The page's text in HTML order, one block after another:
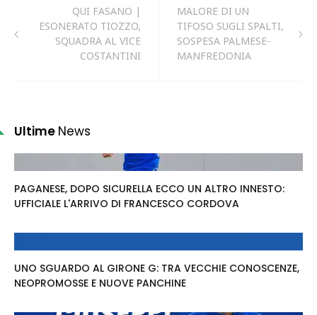
QUI FASANO |
ESONERATO TIOZZO,
SQUADRA AL VICE
COSTANTINI
MALORE DI UN
TIFOSO SUGLI SPALTI,
SOSPESA PALMESE-
MANFREDONIA
Ultime News
PAGANESE, DOPO SICURELLA ECCO UN ALTRO INNESTO:
UFFICIALE L'ARRIVO DI FRANCESCO CORDOVA
UNO SGUARDO AL GIRONE G: TRA VECCHIE CONOSCENZE,
NEOPROMOSSE E NUOVE PANCHINE